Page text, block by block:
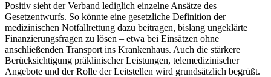
Positiv sieht der Verband lediglich einzelne Ansätze des
Gesetzentwurfs. So könnte eine gesetzliche Definition der
medizinischen Notfallrettung dazu beitragen, bislang ungeklärte
Finanzierungsfragen zu lösen – etwa bei Einsätzen ohne
anschließenden Transport ins Krankenhaus. Auch die stärkere
Berücksichtigung präklinischer Leistungen, telemedizinischer
Angebote und der Rolle der Leitstellen wird grundsätzlich begrüßt.